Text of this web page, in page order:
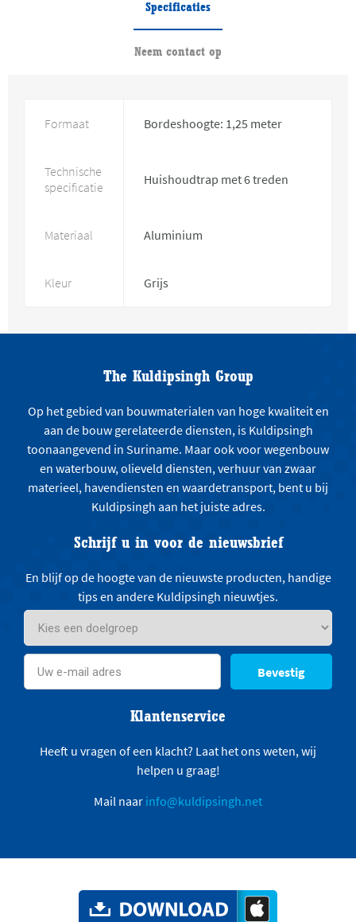
Specificaties
Neem contact op
Formaat Bordeshoogte: 1,25 meter
Technische
specificatie
Huishoudtrap met 6 treden
Materiaal Aluminium
Kleur Grijs
The Kuldipsingh Group
Op het gebied van bouwmaterialen van hoge kwaliteit en
aan de bouw gerelateerde diensten, is Kuldipsingh
toonaangevend in Suriname. Maar ook voor wegenbouw
en waterbouw, olieveld diensten, verhuur van zwaar
materieel, havendiensten en waardetransport, bent u bij
Kuldipsingh aan het juiste adres.
Schrijf u in voor de nieuwsbrief
En blijf op de hoogte van de nieuwste producten, handige
tips en andere Kuldipsingh nieuwtjes.
Bevestig
Klantenservice
Heeft u vragen of een klacht? Laat het ons weten, wij
helpen u graag!
Mail naar info@kuldipsingh.net